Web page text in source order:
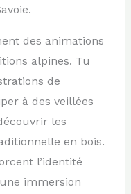
des animations
alpines. Tu
de
à des veillées
les
en bois.
l’identité
immersion